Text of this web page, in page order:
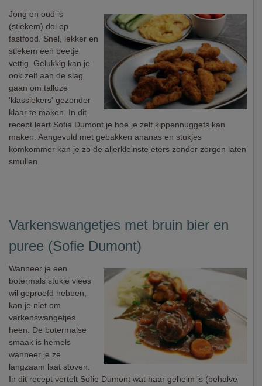
Jong en oud is
(stiekem) dol op
fastfood. Snel, lekker en
stiekem een beetje
vettig. Gelukkig kan je
ook zelf aan de slag
gaan om talloze
'klassiekers' gezonder
klaar te maken. In dit
recept leert Sofie Dumont je hoe je zelf kippennuggets kan
maken. Aangevuld met gebakken ananas en stukjes
komkommer kan je zo de allerkleinste eters zonder zorgen laten
smullen.
Varkenswangetjes met bruin bier en
puree (Sofie Dumont)
Wanneer je een
botermals stukje vlees
wil geproefd hebben,
kan je niet om
varkenswangetjes
heen. De botermalse
smaak is hemels
wanneer je ze
langzaam laat stoven.
In dit recept vertelt Sofie Dumont wat haar geheim is (behalve